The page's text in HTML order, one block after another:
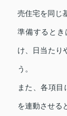
売住宅を同じ
準備すると
け、日当たり
う。
また、各項
を連動させる